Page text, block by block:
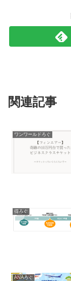
関連記事
ワンワールドろぐ
得ろぐ
ANAろぐ